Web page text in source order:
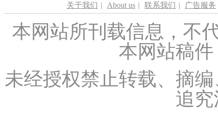
关于我们 | About us | 联系我们 | 广告服务
本网站所刊载信息，不
本网站稿
未经授权禁止转载、摘
追